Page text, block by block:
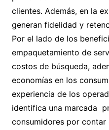
clientes. Además, en la
generan fidelidad y
Por el lado de los
empaquetamiento de
costos de búsqueda,
economías en los
experiencia de los
identifica una marcada
consumidores por